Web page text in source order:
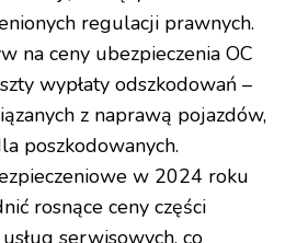
regulacji prawnych.
na ceny ubezpieczenia OC
wypłaty odszkodowań –
z naprawą pojazdów,
poszkodowanych.
w 2024 roku
rosnące ceny części
serwisowych, co